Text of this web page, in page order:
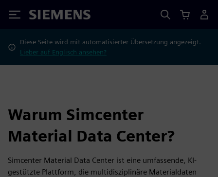
Siemens
Diese Seite wird mit automatisierter Übersetzung angezeigt.
Lieber auf Englisch ansehen?
Warum Simcenter
Material Data Center?
Simcenter Material Data Center ist eine umfassende, KI-
gestützte Plattform, die multidisziplinäre Materialdaten